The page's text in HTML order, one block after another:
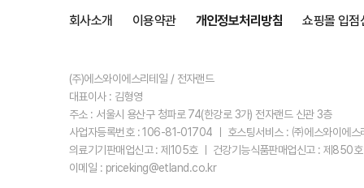
회사소개 이용약관 개인정보처리방침 쇼핑몰 입점
(주)에스와이에스리테일 / 전자랜드
대표이사 : 김형영
주소 : 서울시 용산구 청파로 74(한강로 3가) 전자랜드 신관 3층
사업자등록번호 : 106-81-01704 ㅣ 호스팅서비스 : ㈜에스와이에
의료기기판매업신고 : 제105호 ㅣ 건강기능식품판매업신고 : 제850
이메일 : priceking@etland.co.kr